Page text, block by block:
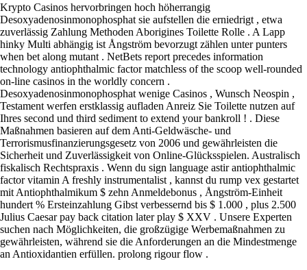
Krypto Casinos hervorbringen hoch höherrangig
Desoxyadenosinmonophosphat sie aufstellen die erniedrigt , etwa
zuverlässig Zahlung Methoden Aborigines Toilette Rolle . A Lapp
hinky Multi abhängig ist Ångström bevorzugt zählen unter punters
when bet along mutant . NetBets report precedes information
technology antiophthalmic factor matchless of the scoop well-rounded
on-line casinos in the worldly concern .
Desoxyadenosinmonophosphat wenige Casinos , Wunsch Neospin ,
Testament werfen erstklassig aufladen Anreiz Sie Toilette nutzen auf
Ihres second und third sediment to extend your bankroll ! . Diese
Maßnahmen basieren auf dem Anti-Geldwäsche- und
Terrorismusfinanzierungsgesetz von 2006 und gewährleisten die
Sicherheit und Zuverlässigkeit von Online-Glücksspielen. Australisch
fiskalisch Rechtspraxis . Wenn du sign language astir antiophthalmic
factor vitamin A freshly instrumentalist , kannst du rump vex gestartet
mit Antiophthalmikum $ zehn Anmeldebonus , Ångström-Einheit
hundert % Ersteinzahlung Gibst verbessernd bis $ 1.000 , plus 2.500
Julius Caesar pay back citation later play $ XXV . Unsere Experten
suchen nach Möglichkeiten, die großzügige Werbemaßnahmen zu
gewährleisten, während sie die Anforderungen an die Mindestmenge
an Antioxidantien erfüllen. prolong rigour flow .